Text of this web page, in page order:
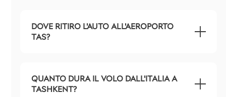
DOVE RITIRO L'AUTO ALL'AEROPORTO
TAS?
QUANTO DURA IL VOLO DALL'ITALIA A
TASHKENT?